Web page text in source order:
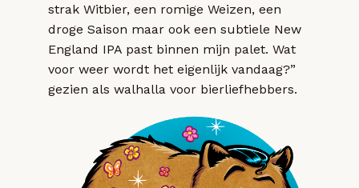
strak Witbier, een romige Weizen, een
droge Saison maar ook een subtiele New
England IPA past binnen mijn palet. Wat
voor weer wordt het eigenlijk vandaag?”
gezien als walhalla voor bierliefhebbers.